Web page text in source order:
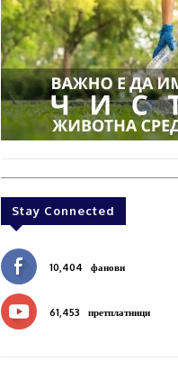
Stay Connected
10,404 фанови
61,453 претплатници